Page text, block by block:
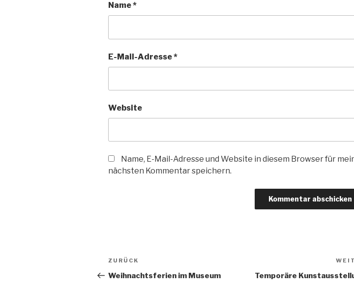
Name*
E-Mail-Adresse*
Website
Name, E-Mail-Adresse und Website in diesem Browser für
nächsten Kommentar speichern.
Beitragsnavigation
Vorheriger
Beitrag
ZURÜCK
Weihnachtsferien im Museum Temporäre